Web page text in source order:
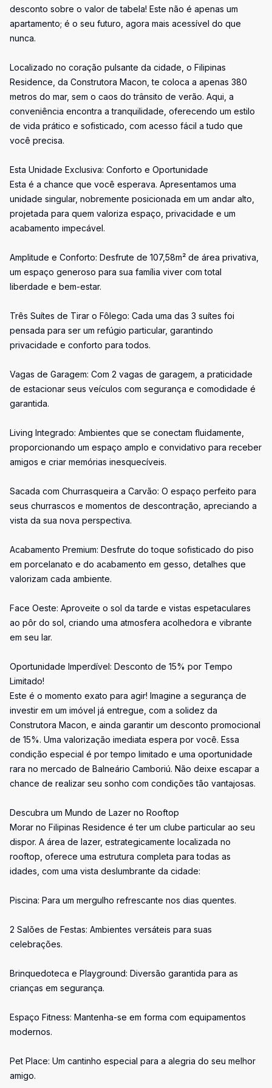
desconto sobre o valor de tabela! Este não é apenas um
apartamento; é o seu futuro, agora mais acessível do que
nunca.
Localizado no coração pulsante da cidade, o Filipinas
Residence, da Construtora Macon, te coloca a apenas 380
metros do mar, sem o caos do trânsito de verão. Aqui, a
conveniência encontra a tranquilidade, oferecendo um estilo
de vida prático e sofisticado, com acesso fácil a tudo que
você precisa.
Esta Unidade Exclusiva: Conforto e Oportunidade
Esta é a chance que você esperava. Apresentamos uma
unidade singular, nobremente posicionada em um andar alto,
projetada para quem valoriza espaço, privacidade e um
acabamento impecável.
Amplitude e Conforto: Desfrute de 107,58m² de área privativa,
um espaço generoso para sua família viver com total
liberdade e bem-estar.
Três Suítes de Tirar o Fôlego: Cada uma das 3 suítes foi
pensada para ser um refúgio particular, garantindo
privacidade e conforto para todos.
Vagas de Garagem: Com 2 vagas de garagem, a praticidade
de estacionar seus veículos com segurança e comodidade é
garantida.
Living Integrado: Ambientes que se conectam fluidamente,
proporcionando um espaço amplo e convidativo para receber
amigos e criar memórias inesquecíveis.
Sacada com Churrasqueira a Carvão: O espaço perfeito para
seus churrascos e momentos de descontração, apreciando a
vista da sua nova perspectiva.
Acabamento Premium: Desfrute do toque sofisticado do piso
em porcelanato e do acabamento em gesso, detalhes que
valorizam cada ambiente.
Face Oeste: Aproveite o sol da tarde e vistas espetaculares
ao pôr do sol, criando uma atmosfera acolhedora e vibrante
em seu lar.
Oportunidade Imperdível: Desconto de 15% por Tempo
Limitado!
Este é o momento exato para agir! Imagine a segurança de
investir em um imóvel já entregue, com a solidez da
Construtora Macon, e ainda garantir um desconto promocional
de 15%. Uma valorização imediata espera por você. Essa
condição especial é por tempo limitado e uma oportunidade
rara no mercado de Balneário Camboriú. Não deixe escapar a
chance de realizar seu sonho com condições tão vantajosas.
Descubra um Mundo de Lazer no Rooftop
Morar no Filipinas Residence é ter um clube particular ao seu
dispor. A área de lazer, estrategicamente localizada no
rooftop, oferece uma estrutura completa para todas as
idades, com uma vista deslumbrante da cidade:
Piscina: Para um mergulho refrescante nos dias quentes.
2 Salões de Festas: Ambientes versáteis para suas
celebrações.
Brinquedoteca e Playground: Diversão garantida para as
crianças em segurança.
Espaço Fitness: Mantenha-se em forma com equipamentos
modernos.
Pet Place: Um cantinho especial para a alegria do seu melhor
amigo.